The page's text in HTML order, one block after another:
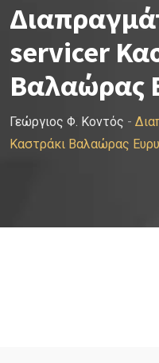
servicer
Βαλαώρας
Γεώργιος Φ. Κοντός -
Καστράκι Βαλαώρας